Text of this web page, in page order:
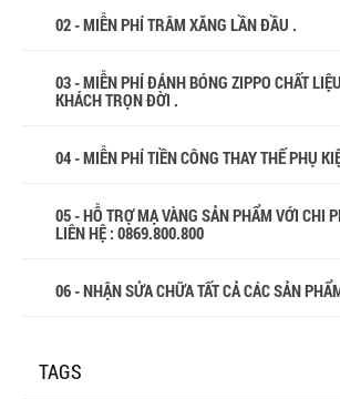
02 - MIỄN PHÍ TRÂM XĂNG LẦN ĐẦU .
03 - MIỄN PHÍ ĐÁNH BÓNG ZIPPO CHẤT
KHÁCH TRỌN ĐỜI .
04 - MIỄN PHÍ TIỀN CÔNG THAY THẾ PHỤ
05 - HỖ TRỢ MẠ VÀNG SẢN PHẨM VỚI CHI
LIÊN HỆ : 0869.800.800
06 - NHẬN SỬA CHỮA TẤT CẢ CÁC SẢN
TAGS